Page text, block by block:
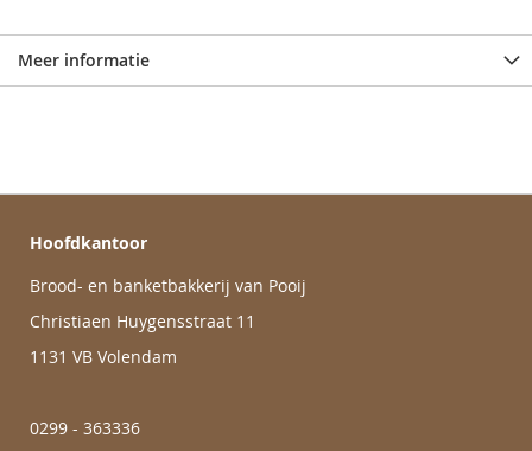
Meer informatie
Hoofdkantoor
Brood- en banketbakkerij van Pooij
Christiaen Huygensstraat 11
1131 VB Volendam
0299 - 363336